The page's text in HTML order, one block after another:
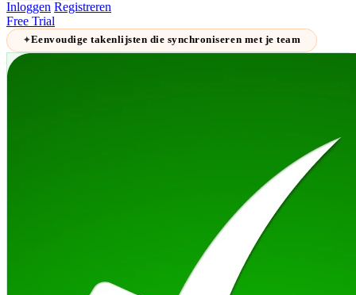
Inloggen Registreren
Free Trial
✦Eenvoudige takenlijsten die synchroniseren met je team